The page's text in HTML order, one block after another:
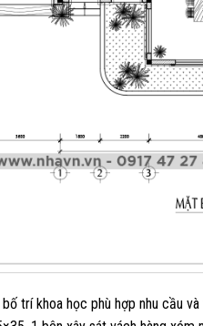
trí khoa học phù hợp nhu cầu